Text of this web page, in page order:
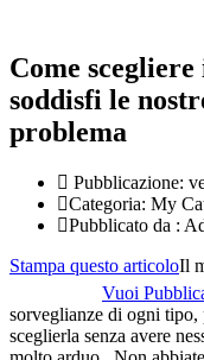
Come
soddisfi le
problema
Pubblicazione:
Categoria: My
Pubblicato da :
Stampa questo articolo
Vuoi
Il
sorveglianze di ogni tipo,
sceglierla senza avere